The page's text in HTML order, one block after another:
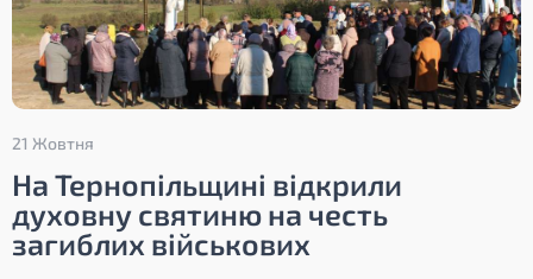
21 Жовтня
На Тернопільщині відкрили
духовну святиню на честь
загиблих військових